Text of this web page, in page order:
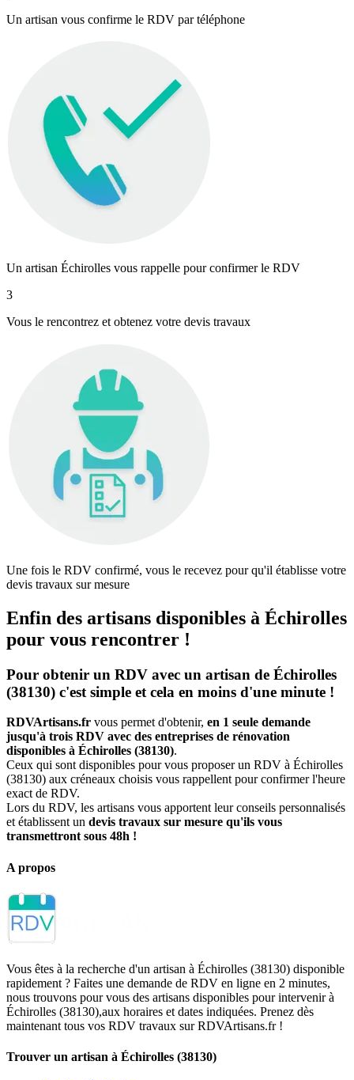
Un artisan vous confirme le RDV par téléphone
Un artisan Échirolles vous rappelle pour confirmer le RDV
3
Vous le rencontrez et obtenez votre devis travaux
Une fois le RDV confirmé, vous le recevez pour qu'il établisse votre
devis travaux sur mesure
Enfin des artisans disponibles à Échirolles
pour vous rencontrer !
Pour obtenir un RDV avec un artisan de Échirolles
(38130) c'est simple et cela en moins d'une minute !
RDVArtisans.fr vous permet d'obtenir, en 1 seule demande
jusqu'à trois RDV avec des entreprises de rénovation
disponibles à Échirolles (38130).
Ceux qui sont disponibles pour vous proposer un RDV à Échirolles
(38130) aux créneaux choisis vous rappellent pour confirmer l'heure
exact de RDV.
Lors du RDV, les artisans vous apportent leur conseils personnalisés
et établissent un devis travaux sur mesure qu'ils vous
transmettront sous 48h !
A propos
Vous êtes à la recherche d'un artisan à Échirolles (38130) disponible
rapidement ? Faites une demande de RDV en ligne en 2 minutes,
nous trouvons pour vous des artisans disponibles pour intervenir à
Échirolles (38130),aux horaires et dates indiquées. Prenez dès
maintenant tous vos RDV travaux sur RDVArtisans.fr !
Trouver un artisan à Échirolles (38130)